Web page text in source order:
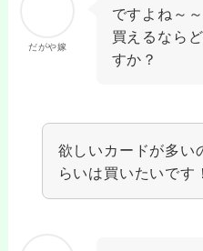
だがや嫁
ですよね～～
買えるなら
すか？
欲しいカードが多い
らいは買いたいです！